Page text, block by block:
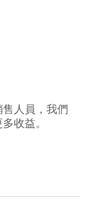
人員，我們
收益。